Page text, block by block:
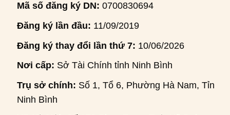
Mã số đăng ký DN: 0700830694
Đăng ký lần đầu: 11/09/2019
Đăng ký thay đổi lần thứ 7: 10/06/2026
Nơi cấp: Sở Tài Chính tỉnh Ninh Bình
Trụ sở chính: Số 1, Tổ 6, Phường Hà Nam, Tỉnh
Ninh Bình